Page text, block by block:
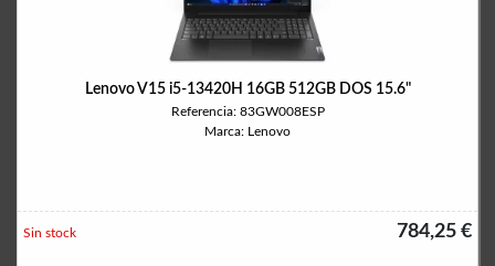
Lenovo V15 i5-13420H 16GB 512GB DOS 15.6"
Referencia: 83GW008ESP
Marca: Lenovo
784,25 €
Sin stock